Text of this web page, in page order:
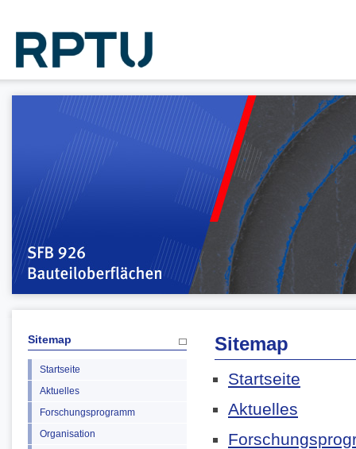
Sitemap
Startseite
Aktuelles
Forschungsprogramm
Organisation
Sitemap
Startseite
Aktuelles